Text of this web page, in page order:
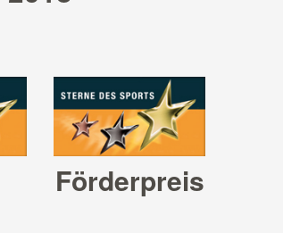
Förderpreis